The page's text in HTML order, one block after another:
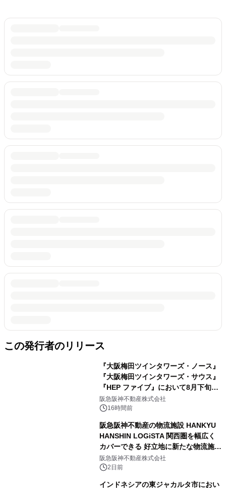
この発行者のリリース
『大阪梅田ツインタワーズ・ノース』
『大阪梅田ツインタワーズ・サウス』
『HEP ファイブ』において8月下旬か
ら 「オフサイト型コーポレートPPA」
による 再生可能エネルギー電力の使用
阪急阪神不動産株式会社
16時間前
阪急阪神不動産の物流施設 HANKYU
HANSHIN LOGiSTA 関西圏を幅広く
カバーできる 好立地に新たな物流施設
が誕生 「ロジスタ北伊丹」と「ロジス
タ京都伏見」が 竣工しました
阪急阪神不動産株式会社
2日前
インドネシアの東ジャカルタ市におい